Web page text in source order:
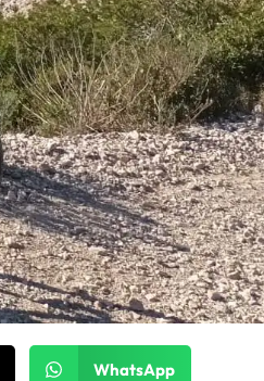
WhatsApp